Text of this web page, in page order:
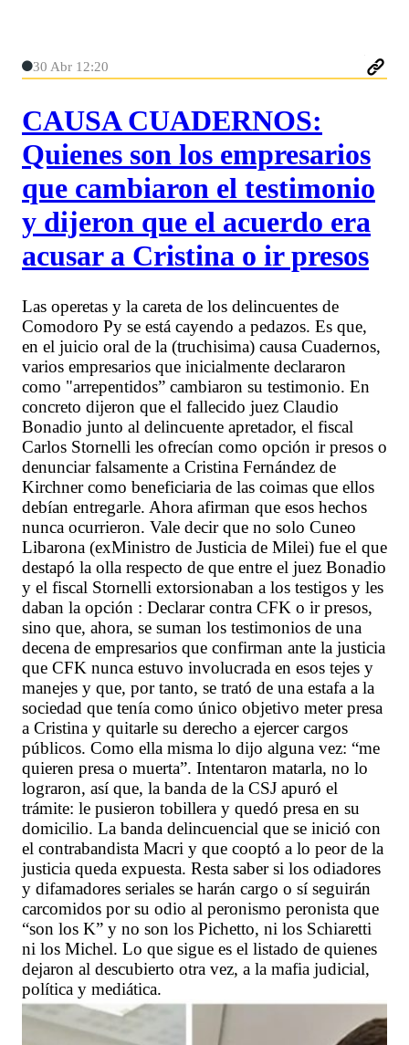
30 Abr 12:20
CAUSA CUADERNOS:
Quienes son los empresarios
que cambiaron el testimonio
y dijeron que el acuerdo era
acusar a Cristina o ir presos
Las operetas y la careta de los delincuentes de
Comodoro Py se está cayendo a pedazos. Es que,
en el juicio oral de la (truchisima) causa Cuadernos,
varios empresarios que inicialmente declararon
como "arrepentidos” cambiaron su testimonio. En
concreto dijeron que el fallecido juez Claudio
Bonadio junto al delincuente apretador, el fiscal
Carlos Stornelli les ofrecían como opción ir presos o
denunciar falsamente a Cristina Fernández de
Kirchner como beneficiaria de las coimas que ellos
debían entregarle. Ahora afirman que esos hechos
nunca ocurrieron. Vale decir que no solo Cuneo
Libarona (exMinistro de Justicia de Milei) fue el que
destapó la olla respecto de que entre el juez Bonadio
y el fiscal Stornelli extorsionaban a los testigos y les
daban la opción : Declarar contra CFK o ir presos,
sino que, ahora, se suman los testimonios de una
decena de empresarios que confirman ante la justicia
que CFK nunca estuvo involucrada en esos tejes y
manejes y que, por tanto, se trató de una estafa a la
sociedad que tenía como único objetivo meter presa
a Cristina y quitarle su derecho a ejercer cargos
públicos. Como ella misma lo dijo alguna vez: “me
quieren presa o muerta”. Intentaron matarla, no lo
lograron, así que, la banda de la CSJ apuró el
trámite: le pusieron tobillera y quedó presa en su
domicilio. La banda delincuencial que se inició con
el contrabandista Macri y que cooptó a lo peor de la
justicia queda expuesta. Resta saber si los odiadores
y difamadores seriales se harán cargo o sí seguirán
carcomidos por su odio al peronismo peronista que
“son los K” y no son los Pichetto, ni los Schiaretti
ni los Michel. Lo que sigue es el listado de quienes
dejaron al descubierto otra vez, a la mafia judicial,
política y mediática.